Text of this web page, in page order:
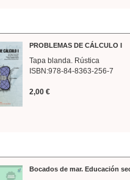
PROBLEMAS DE CÁLCULO I
Tapa blanda. Rústica
ISBN:978-84-8363-256-7
2,00 €
Bocados de mar. Educación